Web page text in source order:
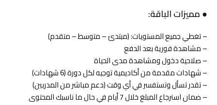
●مميزات الباقة:
– تغطي جميع المستويات: (مبتدئ – متوسط – متقدم)
– مشاهدة فورية بعد الدفع
– صلاحية دخول ومشاهدة مدى الحياة
– شهادات مقدمة من أكاديمية توجيه لكل دورة (6 شهادات)
– تقدر تسأل وتستفسر في أي وقت (دعم مباشر من المدربين)
– ضمان استرجاع المبلغ خلال 7 أيام في حال ما ناسبك المحتوى